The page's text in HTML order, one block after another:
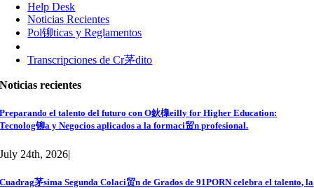
Help Desk
Noticias Recientes
Pol铆ticas y Reglamentos
Transcripciones de Cr茅dito
Noticias recientes
Preparando el talento del futuro con O鈥橰eilly for Higher Education:
Tecnolog铆a y Negocios aplicados a la formaci贸n profesional.
July 24th, 2026|
Cuadrag茅sima Segunda Colaci贸n de Grados de 91PORN celebra el talento, la